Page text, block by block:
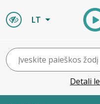
LT
Detali